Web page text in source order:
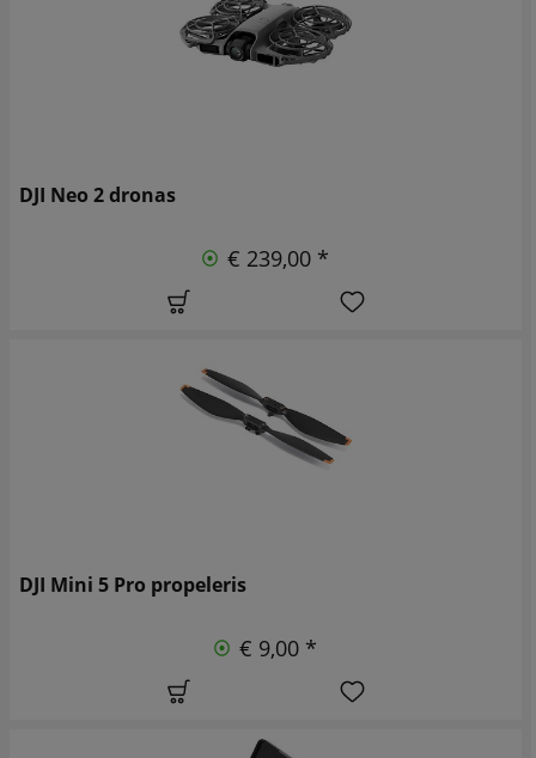
DJI Neo 2 dronas
€ 239,00 *
DJI Mini 5 Pro propeleris
€ 9,00 *